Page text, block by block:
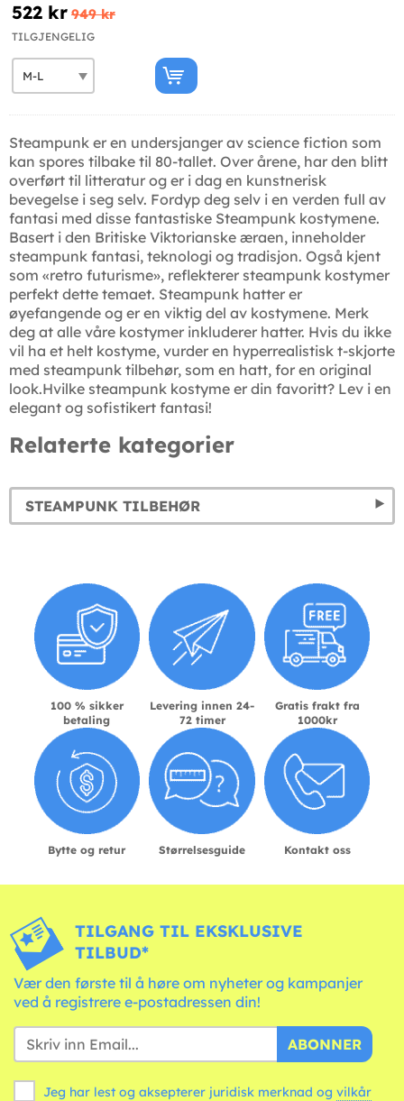
522 kr 949 kr
TILGJENGELIG
Steampunk er en undersjanger av science fiction som
kan spores tilbake til 80-tallet. Over årene, har den blitt
overført til litteratur og er i dag en kunstnerisk
bevegelse i seg selv. Fordyp deg selv i en verden full av
fantasi med disse fantastiske Steampunk kostymene.
Basert i den Britiske Viktorianske æraen, inneholder
steampunk fantasi, teknologi og tradisjon. Også kjent
som «retro futurisme», reflekterer steampunk kostymer
perfekt dette temaet. Steampunk hatter er
øyefangende og er en viktig del av kostymene. Merk
deg at alle våre kostymer inkluderer hatter. Hvis du ikke
vil ha et helt kostyme, vurder en hyperrealistisk t-skjorte
med steampunk tilbehør, som en hatt, for en original
look.Hvilke steampunk kostyme er din favoritt? Lev i en
elegant og sofistikert fantasi!
Relaterte kategorier
STEAMPUNK TILBEHØR
100 % sikker
betaling
Levering innen 24-
72 timer
Gratis frakt fra
1000kr
Bytte og retur Størrelsesguide Kontakt oss
TILGANG TIL EKSKLUSIVE
TILBUD*
Vær den første til å høre om nyheter og kampanjer
ved å registrere e-postadressen din!
ABONNER
Jeg har lest og aksepterer juridisk merknad og vilkår